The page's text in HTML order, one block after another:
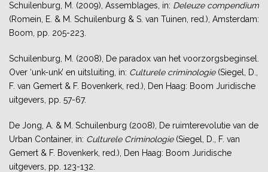
Schuilenburg, M. (2009), Assemblages, in: Deleuze compendium
(Romein, E. & M. Schuilenburg & S. van Tuinen, red.), Amsterdam:
Boom, pp. 205-223.
Schuilenburg, M. (2008), De paradox van het voorzorgsbeginsel.
Over ‘unk-unk’ en uitsluiting, in: Culturele criminologie (Siegel, D.,
F. van Gemert & F. Bovenkerk, red.), Den Haag: Boom Juridische
uitgevers, pp. 57-67.
De Jong, A. & M. Schuilenburg (2008), De ruimterevolutie van de
Urban Container, in: Culturele Criminologie(Siegel, D., F. van
Gemert & F. Bovenkerk, red.), Den Haag: Boom Juridische
uitgevers, pp. 123-132.